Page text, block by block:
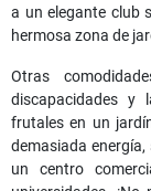
a un elegante club
hermosa zona de
Otras
discapacidades y
frutales en un
demasiada
un centro